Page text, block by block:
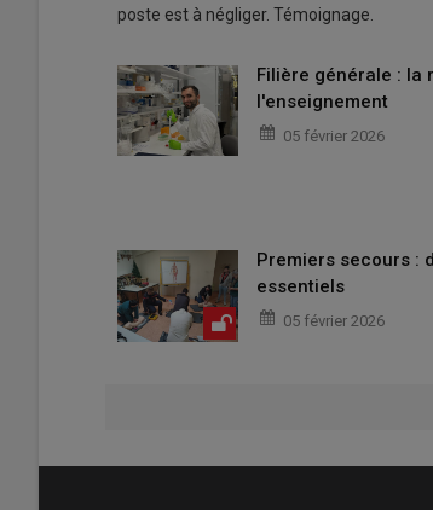
poste est à négliger. Témoignage.
Filière générale : la
l'enseignement
05 février 2026
Premiers secours :
essentiels
05 février 2026